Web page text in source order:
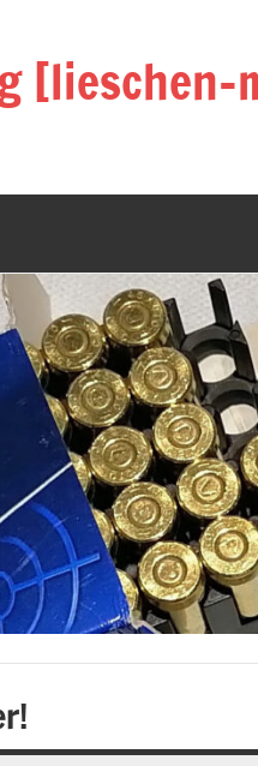
[lieschen-